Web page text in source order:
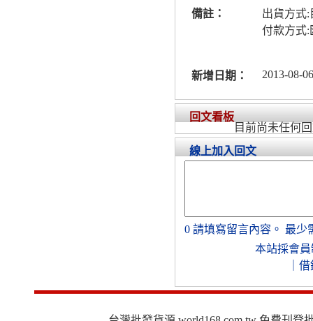
備註：
出貨方式
付款方式:
新增日期： 2013-08-
回文看板
目前尚未任何
線上加入回文
0 請填寫留言內容。 最少
本站採會員
借